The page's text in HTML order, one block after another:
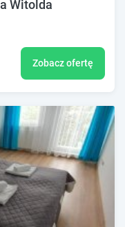
Witolda
Zobacz ofertę